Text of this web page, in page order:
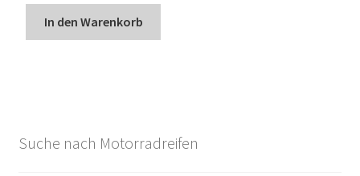
In den Warenkorb
Suche nach Motorradreifen